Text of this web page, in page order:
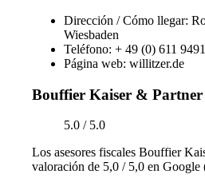
Dirección / Cómo llegar:
Wiesbaden
Teléfono: + 49 (0) 611
Página web: willitzer.de
Bouffier Kaiser & Partner
5.0 / 5.0
Los asesores fiscales Bouffier
valoración de 5,0 / 5,0 en Google